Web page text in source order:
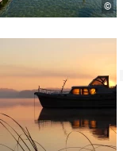
©